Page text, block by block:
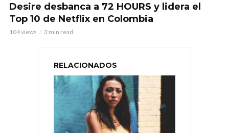
Desire desbanca a 72 HOURS y lidera el
Top 10 de Netflix en Colombia
104 views 3 min read
RELACIONADOS